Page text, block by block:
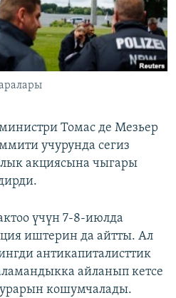
Томас де Мезьер
учурунда сегиз
акциясына чыгары
үчүн 7-8-июлда
иштерин да айтты. Ал
антикапиталисттик
айланып кетсе
кошумчалады.